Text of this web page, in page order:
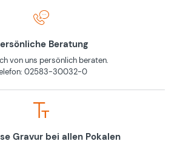
Beratung
von uns persönlich beraten.
02583-30032-0
Gravur bei allen Pokalen